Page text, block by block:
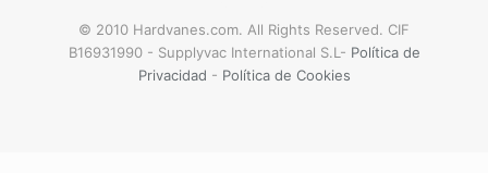
© 2010 Hardvanes.com. All Rights Reserved. CIF
B16931990 - Supplyvac International S.L- Política de
Privacidad - Política de Cookies